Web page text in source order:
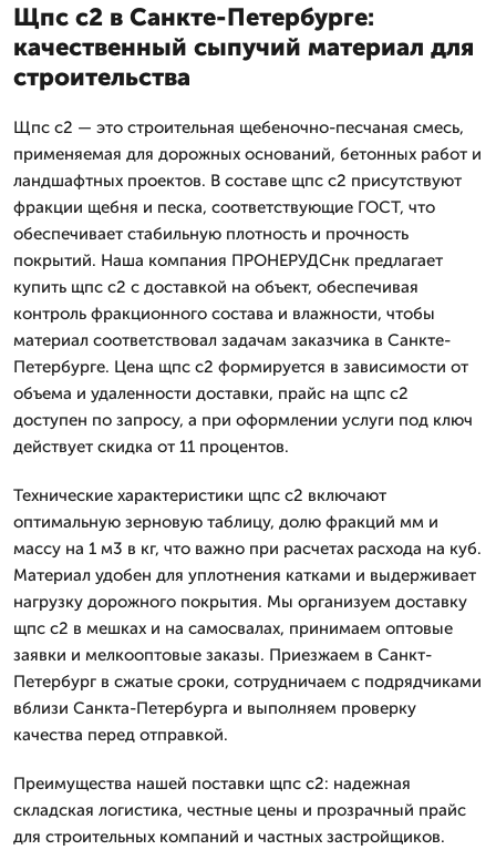
Щпс с2 в Санкте-Петербурге:
качественный сыпучий материал для
строительства
Щпс с2 — это строительная щебеночно-песчаная смесь,
применяемая для дорожных оснований, бетонных работ и
ландшафтных проектов. В составе щпс с2 присутствуют
фракции щебня и песка, соответствующие ГОСТ, что
обеспечивает стабильную плотность и прочность
покрытий. Наша компания ПРОНЕРУДСнк предлагает
купить щпс с2 с доставкой на объект, обеспечивая
контроль фракционного состава и влажности, чтобы
материал соответствовал задачам заказчика в Санкте-
Петербурге. Цена щпс с2 формируется в зависимости от
объема и удаленности доставки, прайс на щпс с2
доступен по запросу, а при оформлении услуги под ключ
действует скидка от 11 процентов.
Технические характеристики щпс с2 включают
оптимальную зерновую таблицу, долю фракций мм и
массу на 1 м3 в кг, что важно при расчетах расхода на куб.
Материал удобен для уплотнения катками и выдерживает
нагрузку дорожного покрытия. Мы организуем доставку
щпс с2 в мешках и на самосвалах, принимаем оптовые
заявки и мелкооптовые заказы. Приезжаем в Санкт-
Петербург в сжатые сроки, сотрудничаем с подрядчиками
вблизи Санкта-Петербурга и выполняем проверку
качества перед отправкой.
Преимущества нашей поставки щпс с2: надежная
складская логистика, честные цены и прозрачный прайс
для строительных компаний и частных застройщиков.